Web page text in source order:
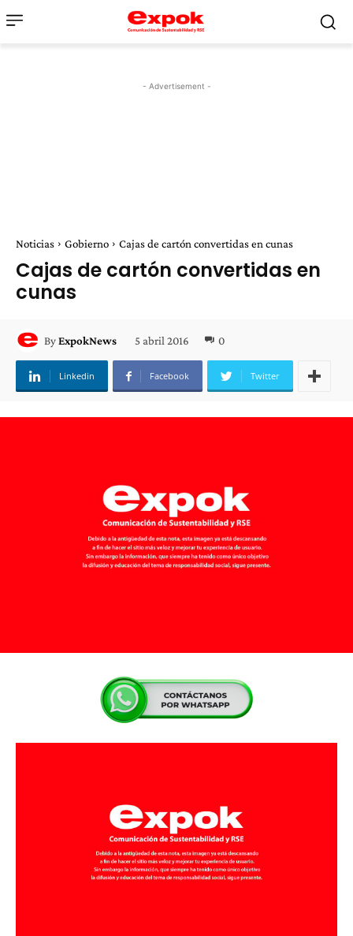
- Advertisement -
Noticias Gobierno Cajas de cartón convertidas en cunas
Cajas de cartón convertidas en
cunas
ByExpokNews 5 abril 2016 0
Linkedin Facebook Twitter